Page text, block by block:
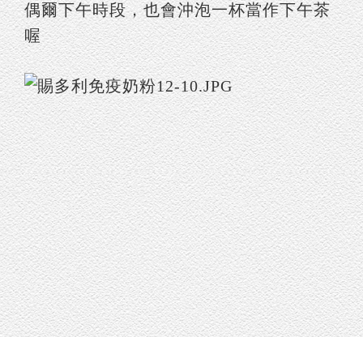
偶爾下午時段，也會沖泡一杯當作下午茶
喔